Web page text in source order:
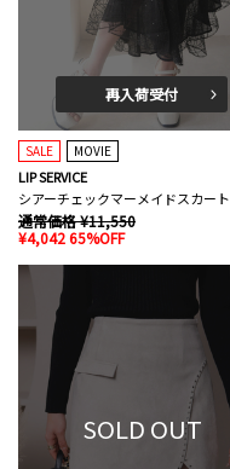
再入荷受付
SALE MOVIE
LIP SERVICE
シアーチェックマーメイドスカート
通常価格 ¥11,550
¥4,042 65%OFF
SOLD OUT